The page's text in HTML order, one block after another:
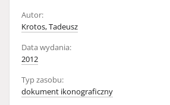
Autor:
Krotos, Tadeusz
Data wydania:
2012
Typ zasobu:
dokument ikonograficzny